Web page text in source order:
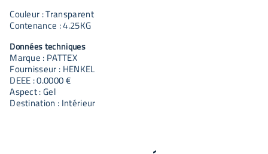
Couleur : Transparent
Contenance : 4.25KG
Données techniques
Marque : PATTEX
Fournisseur : HENKEL
DEEE : 0.0000 €
Aspect : Gel
Destination : Intérieur